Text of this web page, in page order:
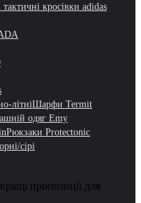
тактичні кросівки adidas
літніШарфи Termit
одяг Emy
Рюкзаки Protectonic
сірі
пропозиції для